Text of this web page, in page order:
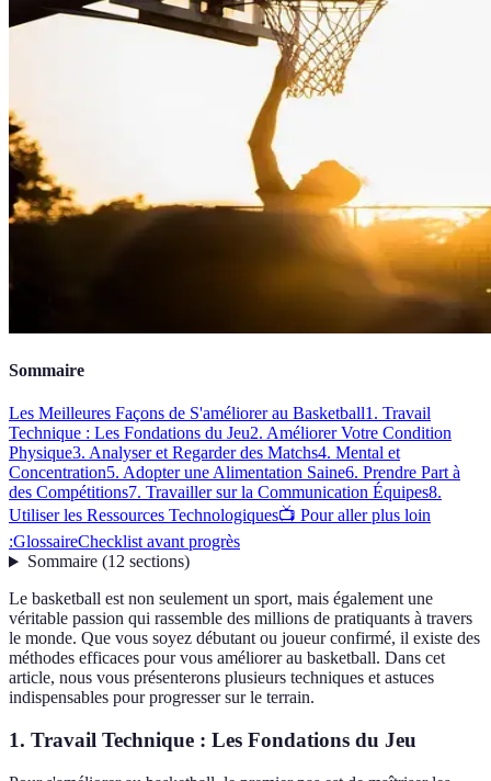
Sommaire
Les Meilleures Façons de S'améliorer au Basketball1. Travail
Technique : Les Fondations du Jeu2. Améliorer Votre Condition
Physique3. Analyser et Regarder des Matchs4. Mental et
Concentration5. Adopter une Alimentation Saine6. Prendre Part à
des Compétitions7. Travailler sur la Communication Équipes8.
Utiliser les Ressources Technologiques📺 Pour aller plus loin
:GlossaireChecklist avant progrès
Sommaire(12 sections)
Le basketball est non seulement un sport, mais également une
véritable passion qui rassemble des millions de pratiquants à travers
le monde. Que vous soyez débutant ou joueur confirmé, il existe des
méthodes efficaces pour vous améliorer au basketball. Dans cet
article, nous vous présenterons plusieurs techniques et astuces
indispensables pour progresser sur le terrain.
1. Travail Technique : Les Fondations du Jeu